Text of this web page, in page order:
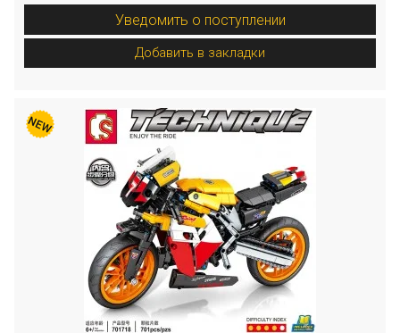
Уведомить о поступлении
Добавить в закладки